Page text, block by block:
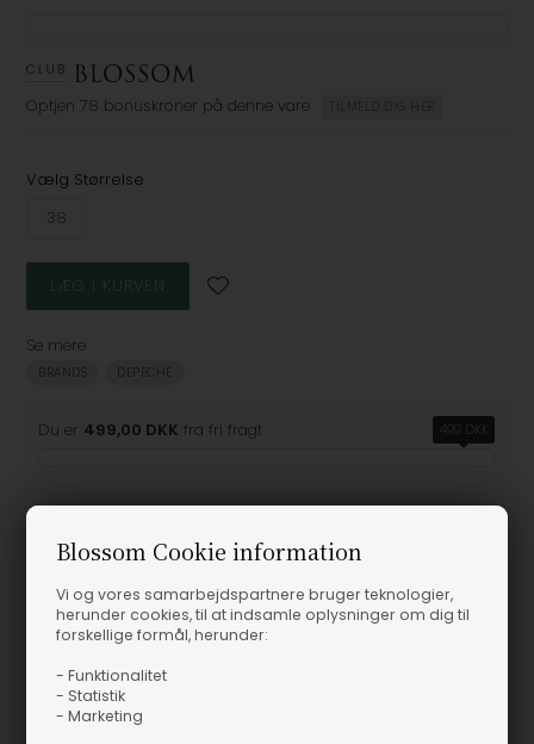
Blossom Cookie information
Vi og vores samarbejdspartnere bruger teknologier,
herunder cookies, til at indsamle oplysninger om dig til
forskellige formål, herunder:
- Funktionalitet
- Statistik
- Marketing
Optjen 78 bonuskroner på denne vare TILMELD DIG HER
Vælg Størrelse
38
Se mere
BRANDS DEPECHE
Du er 499,00 DKK fra fri fragt 499 DKK
Produktinformation
Depeche - Ann DE Kjole - Deer
Materiale
Pasform